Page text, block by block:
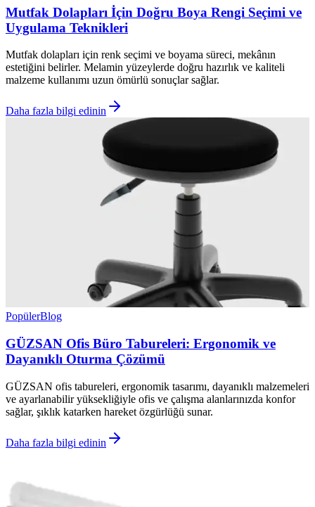
Mutfak Dolapları İçin Doğru Boya Rengi Seçimi ve
Uygulama Teknikleri
Mutfak dolapları için renk seçimi ve boyama süreci, mekânın
estetiğini belirler. Melamin yüzeylerde doğru hazırlık ve kaliteli
malzeme kullanımı uzun ömürlü sonuçlar sağlar.
Daha fazla bilgi edinin
PopülerBlog
GÜZSAN Ofis Büro Tabureleri: Ergonomik ve
Dayanıklı Oturma Çözümü
GÜZSAN ofis tabureleri, ergonomik tasarımı, dayanıklı malzemeleri
ve ayarlanabilir yüksekliğiyle ofis ve çalışma alanlarınızda konfor
sağlar, şıklık katarken hareket özgürlüğü sunar.
Daha fazla bilgi edinin